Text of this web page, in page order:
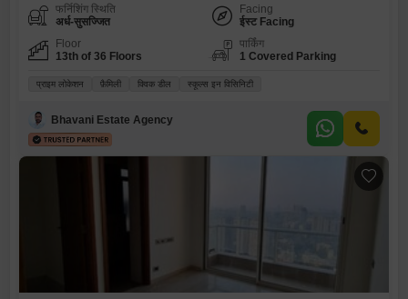
फर्निशिंग स्थिति
अर्ध-सुसज्जित
Facing
ईस्ट Facing
Floor
13th of 36 Floors
पार्किंग
1 Covered Parking
प्राइम लोकेशन फ़ैमिली क्विक डील स्कूल्स इन विसिनिटी
Bhavani Estate Agency